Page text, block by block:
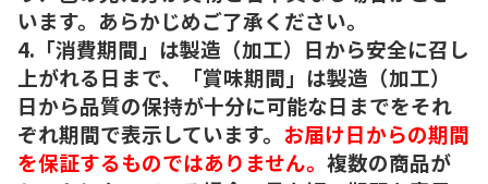
います。あらかじめご了承ください。
4.「消費期間」は製造（加工）日から安全に召し
上がれる日まで、「賞味期間」は製造（加工）
日から品質の保持が十分に可能な日までをそれ
ぞれ期間で表示しています。 お届け日からの期間
を保証するものではありません。 複数の商品が